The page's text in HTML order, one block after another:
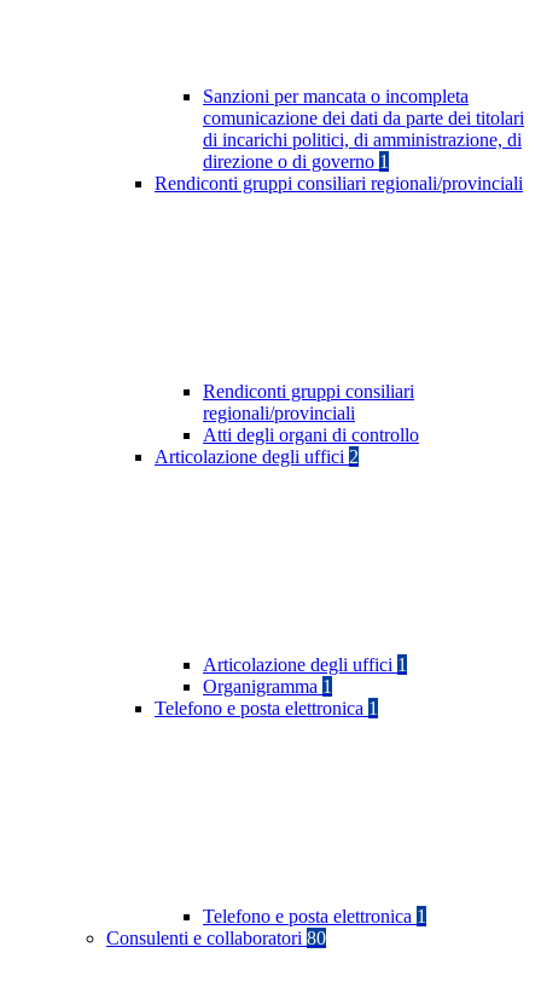
Sanzioni per mancata o incompleta
comunicazione dei dati da parte dei titolari
di incarichi politici, di amministrazione, di
direzione o di governo 1
Rendiconti gruppi consiliari regionali/provinciali
Rendiconti gruppi consiliari
regionali/provinciali
Atti degli organi di controllo
Articolazione degli uffici 2
Articolazione degli uffici 1
Organigramma 1
Telefono e posta elettronica 1
Telefono e posta elettronica 1
Consulenti e collaboratori 80